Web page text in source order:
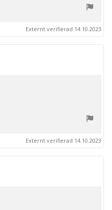
Externt verifierad 14.10.2023
Externt verifierad 14.10.2023